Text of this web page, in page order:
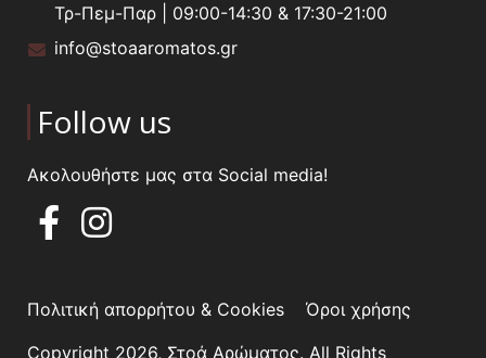
Τρ-Πεμ-Παρ | 09:00-14:30 & 17:30-21:00
info@stoaaromatos.gr
Follow us
Ακολουθήστε μας στα Social media!
Πολιτική απορρήτου & Cookies
Όροι χρήσης
Copyright 2026, Στοά Αρώματος. All Rights